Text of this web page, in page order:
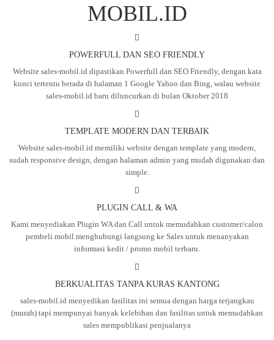
MOBIL.ID
POWERFULL DAN SEO FRIENDLY
Website sales-mobil.id dipastikan Powerfull dan SEO Friendly, dengan kata
kunci tertentu berada di halaman 1 Google Yahoo dan Bing, walau website
sales-mobil.id baru diluncurkan di bulan Oktober 2018
TEMPLATE MODERN DAN TERBAIK
Website sales-mobil.id memiliki website dengan template yang modern,
sudah responsive design, dengan halaman admin yang mudah digunakan dan
simple.
PLUGIN CALL & WA
Kami menyediakan Plugin WA dan Call untuk memudahkan customer/calon
pembeli mobil menghubungi langsung ke Sales untuk menanyakan
informasi kedit / promo mobil terbaru.
BERKUALITAS TANPA KURAS KANTONG
sales-mobil.id menyedikan fasilitas ini semua dengan harga terjangkau
(murah) tapi mempunyai banyak kelebihan dan fasilitas untuk memudahkan
sales mempublikasi penjualanya